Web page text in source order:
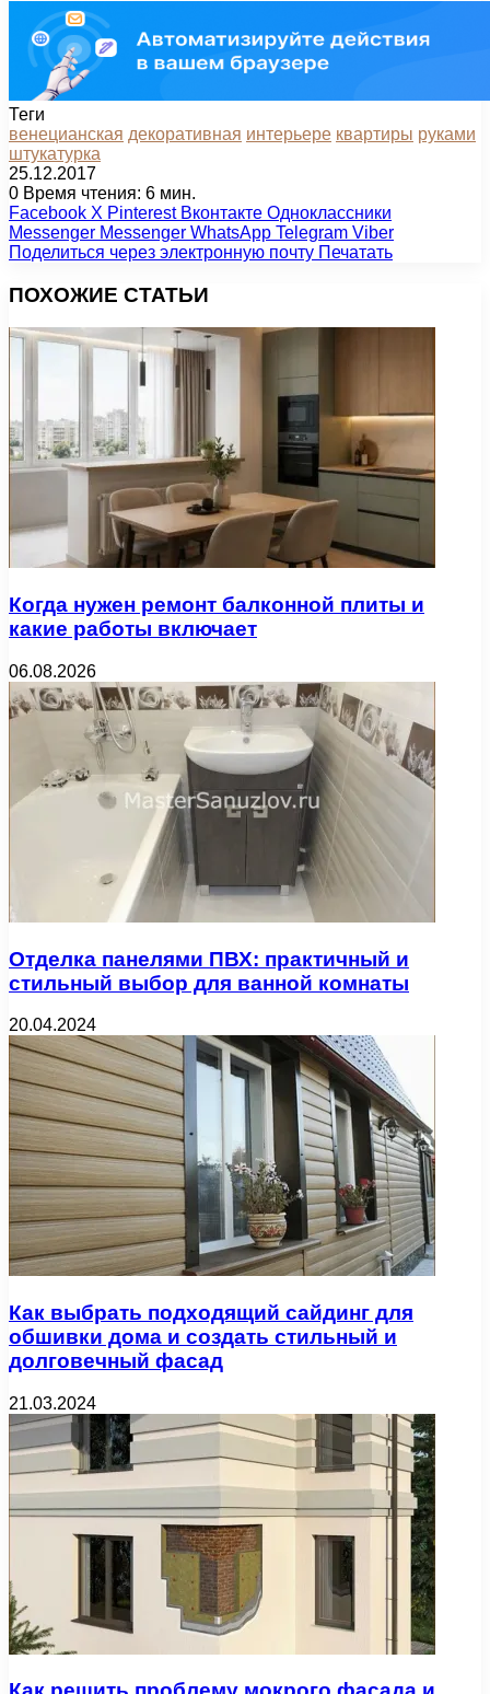
Теги
венецианская декоративная интерьере квартиры руками
штукатурка
25.12.2017
0 Время чтения: 6 мин.
Facebook X Pinterest Вконтакте Одноклассники
Messenger Messenger WhatsApp Telegram Viber
Поделиться через электронную почту Печатать
ПОХОЖИЕ СТАТЬИ
Когда нужен ремонт балконной плиты и
какие работы включает
06.08.2026
Отделка панелями ПВХ: практичный и
стильный выбор для ванной комнаты
20.04.2024
Как выбрать подходящий сайдинг для
обшивки дома и создать стильный и
долговечный фасад
21.03.2024